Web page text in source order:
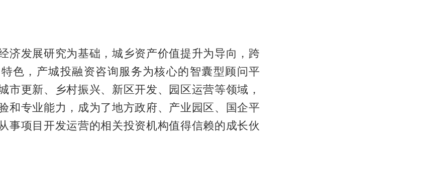
济发展研究为基础，城乡资产价值提升为导向，跨
色，产城投融资咨询服务为核心的智囊型顾问平
市更新、乡村振兴、新区开发、园区运营等领域，
和专业能力，成为了地方政府、产业园区、国企平
事项目开发运营的相关投资机构值得信赖的成长伙